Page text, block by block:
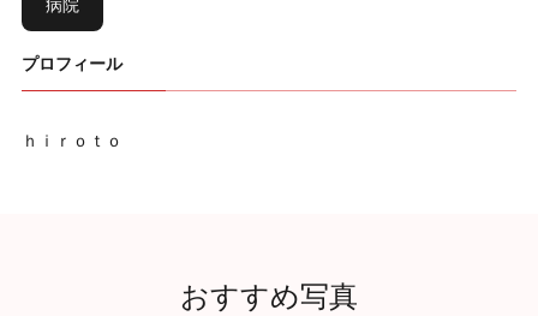
プロフィール
ｈｉｒｏｔｏ
おすすめ写真